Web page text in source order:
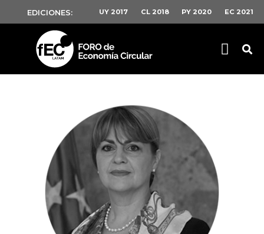
EDICIONES: UY 2017 CL 2018 PY 2020 EC 2021